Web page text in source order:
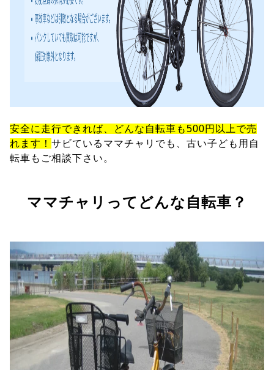
安全に走行できれば、どんな自転車も500円以上で売
れます！ サビているママチャリでも、古い子ども用自
転車もご相談下さい。
ママチャリってどんな自転車？